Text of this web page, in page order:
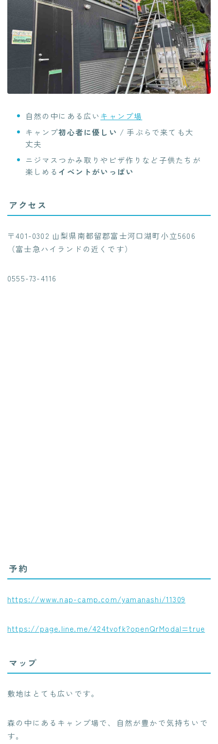
自然の中にある広いキャンプ場
キャンプ初心者に優しい / 手ぶらで来ても大
丈夫
ニジマスつかみ取りやピザ作りなど子供たちが
楽しめる イベントがいっぱい
アクセス
〒401-0302 山梨県南都留郡富士河口湖町小立5606
（富士急ハイランドの近くです）
0555-73-4116
予約
https://www.nap-camp.com/yamanashi/11309
https://page.line.me/424tvofk?openQrModal=true
マップ
敷地はとても広いです。
森の中にあるキャンプ場で、自然が豊かで気持ちいで
す。